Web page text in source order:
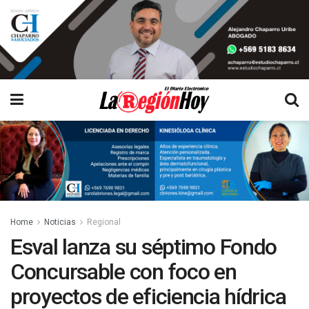
Home Noticias Regional
Esval lanza su séptimo Fondo
Concursable con foco en
proyectos de eficiencia hídrica